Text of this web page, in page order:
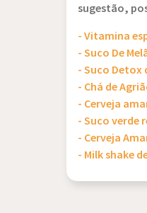
sugestão,
- Vitamina
- Suco De
- Suco Detox
- Chá de
- Cerveja
- Suco verde
- Cerveja
- Milk shake